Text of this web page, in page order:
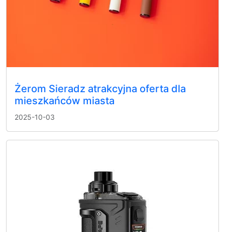
Żerom Sieradz atrakcyjna oferta dla
mieszkańców miasta
2025-10-03